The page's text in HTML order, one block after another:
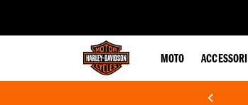
MOTO ACCESSORI